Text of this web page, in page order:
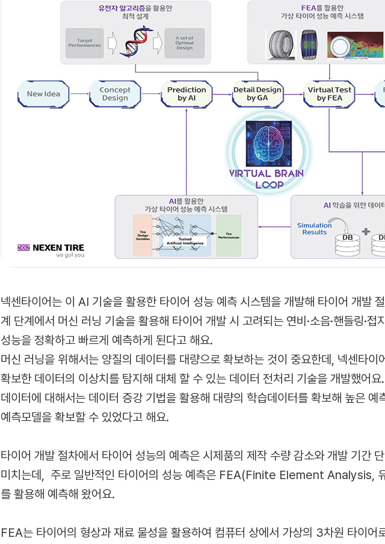
넥센타이어는 이 AI 기술을 활용한 타이어 성능 예측 시스템을 개발해 타이어 개발
계 단계에서 머신 러닝 기술을 활용해 타이어 개발 시 고려되는 연비·소음·핸들링·접
성능을 정확하고 빠르게 예측하게 된다고 해요.
머신 러닝을 위해서는 양질의 데이터를 대량으로 확보하는 것이 중요한데, 넥센타이
확보한 데이터의 이상치를 탐지해 대체 할 수 있는 데이터 전처리 기술을 개발했어
데이터에 대해서는 데이터 증강 기법을 활용해 대량의 학습데이터를 확보해 높은 예
예측모델을 확보할 수 있었다고 해요.
타이어 개발 절차에서 타이어 성능의 예측은 시제품의 제작 수량 감소와 개발 기간
미치는데, 주로 일반적인 타이어의 성능 예측은 FEA(Finite Element Analysis,
를 활용해 예측해 왔어요.
FEA는 타이어의 형상과 재료 물성을 활용하여 컴퓨터 상에서 가상의 3차원 타이어